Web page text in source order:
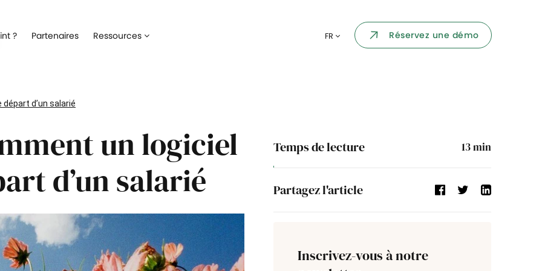
? Partenaires Ressources FR Réservez une démo
d’un salarié
un logiciel
d’un salarié
Temps de lecture 13min
Partagez l'article
Inscrivez-vous à notre
la gestion de votre processus de
meilleur suivi des parcours de
Suivi des interventions
Digitalisez les demandes et le suivi des
interventions IT
collaborateur